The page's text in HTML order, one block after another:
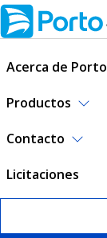
Acerca de Porto
Productos
Contacto
Licitaciones